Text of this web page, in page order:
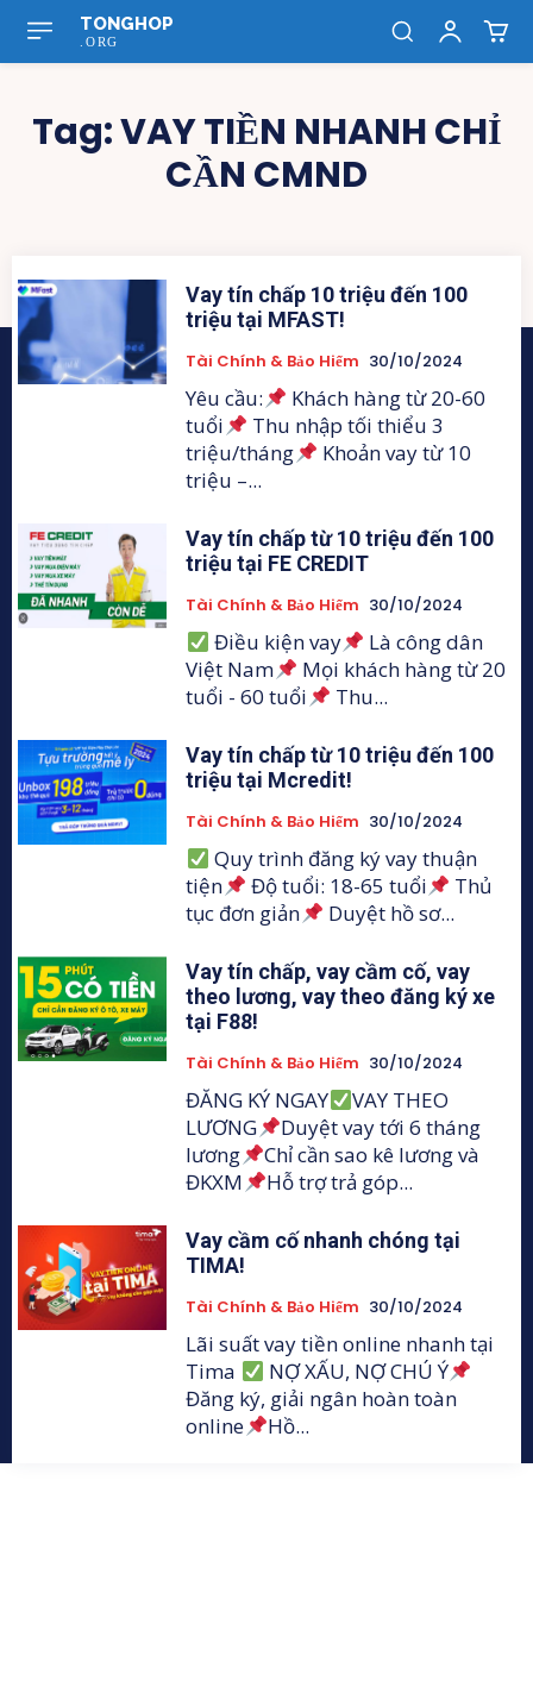
TONGHOP
.ORG
Tag:VAY TIỀN NHANH CHỈ
CẦN CMND
Vay tín chấp 10 triệu đến 100
triệu tại MFAST!
Tài Chính & Bảo Hiểm 30/10/2024
Yêu cầu:
Khách hàng từ 20-60
tuổi
Thu nhập tối thiểu 3
triệu/tháng
Khoản vay từ 10
triệu –...
Vay tín chấp từ 10 triệu đến 100
triệu tại FE CREDIT
Tài Chính & Bảo Hiểm 30/10/2024
Điều kiện vay
Là công dân
Việt Nam
Mọi khách hàng từ 20
tuổi - 60 tuổi
Thu...
Vay tín chấp từ 10 triệu đến 100
triệu tại Mcredit!
Tài Chính & Bảo Hiểm 30/10/2024
Quy trình đăng ký vay thuận
tiện
Độ tuổi: 18-65 tuổi
Thủ
tục đơn giản
Duyệt hồ sơ...
Vay tín chấp, vay cầm cố, vay
theo lương, vay theo đăng ký xe
tại F88!
Tài Chính & Bảo Hiểm 30/10/2024
ĐĂNG KÝ NGAY
VAY THEO
LƯƠNG
Duyệt vay tới 6 tháng
lương
Chỉ cần sao kê lương và
ĐKXM
Hỗ trợ trả góp...
Vay cầm cố nhanh chóng tại
TIMA!
Tài Chính & Bảo Hiểm 30/10/2024
Lãi suất vay tiền online nhanh tại
Tima
NỢ XẤU, NỢ CHÚ Ý
Đăng ký, giải ngân hoàn toàn
online
Hồ...